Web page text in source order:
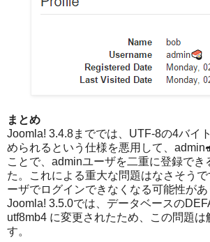
まとめ
Joomla! 3.4.8まででは、UTF-8の4バイ
められるという仕様を悪用して、
ことで、adminユーザを二重に登録でき
た。これによる重大な問題はなさそう
ーザでログインできなくなる可能性があ
Joomla! 3.5.0では、データベースの
utf8mb4 に変更されたため、この問題は
す。